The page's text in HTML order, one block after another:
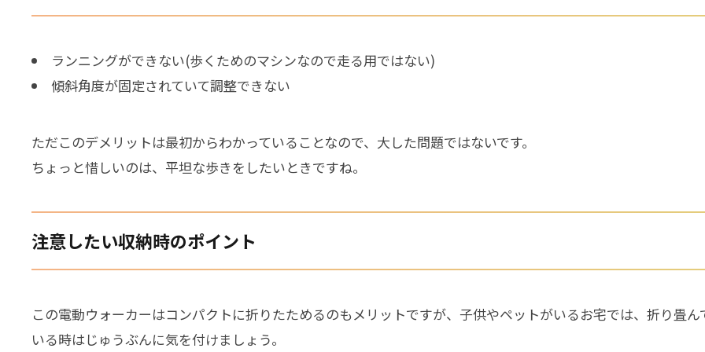
ランニングができない(歩くためのマシンなので走る用ではない)
傾斜角度が固定されていて調整できない
ただこのデメリットは最初からわかっていることなので、大した問題ではないです。
ちょっと惜しいのは、平坦な歩きをしたいときですね。
注意したい収納時のポイント
この電動ウォーカーはコンパクトに折りたためるのもメリットですが、子供やペットがいるお宅では、折り畳ん
いる時はじゅうぶんに気を付けましょう。